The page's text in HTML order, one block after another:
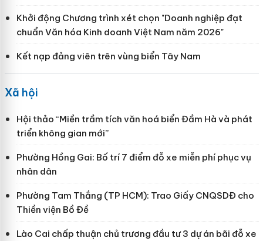
Khởi động Chương trình xét chọn "Doanh nghiệp đạt
chuẩn Văn hóa Kinh doanh Việt Nam năm 2026"
Kết nạp đảng viên trên vùng biển Tây Nam
Xã hội
Hội thảo “Miền trầm tích văn hoá biển Đầm Hà và phát
triển không gian mới”
Phường Hồng Gai: Bố trí 7 điểm đỗ xe miễn phí phục vụ
nhân dân
Phường Tam Thắng (TP HCM): Trao Giấy CNQSDĐ cho
Thiền viện Bồ Đề
Lào Cai chấp thuận chủ trương đầu tư 3 dự án bãi đỗ xe